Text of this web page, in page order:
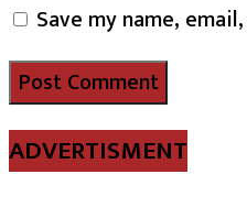
Save my name,
ADVERTISMENT